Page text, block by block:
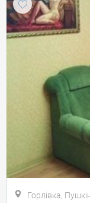
Горлівка,